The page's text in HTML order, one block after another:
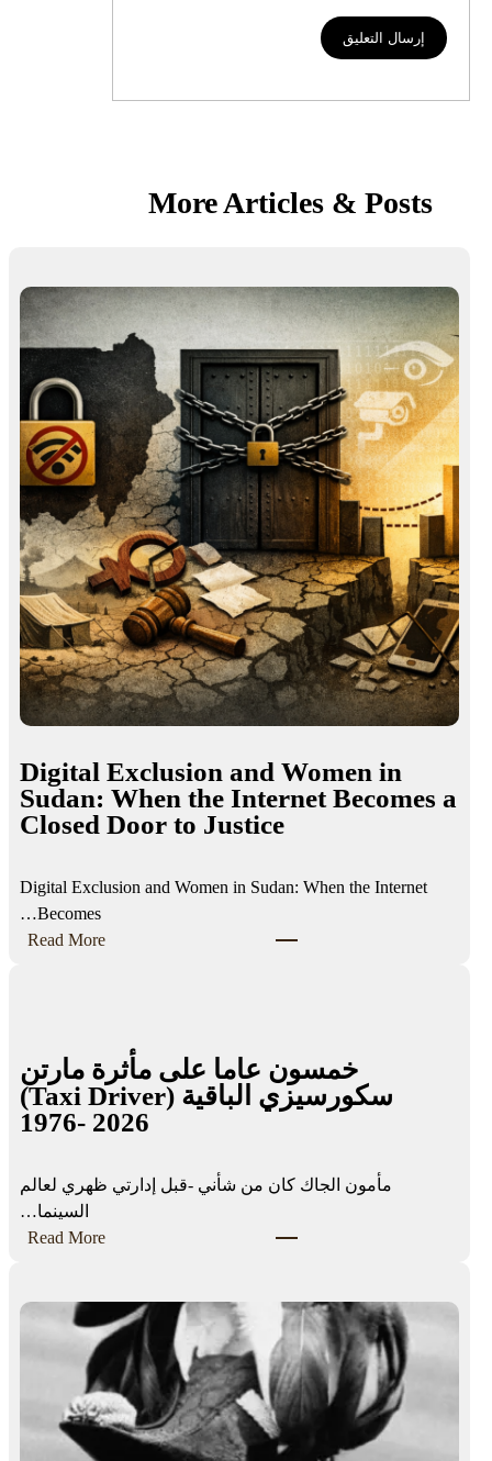
More Articles & Posts
Digital Exclusion and Women in
Sudan: When the Internet Becomes a
Closed Door to Justice
Digital Exclusion and Women in Sudan: When the Internet
Becomes…
Read More
:
t
a
l
l
i
خمسون عاما على مأثرة مارتن
سكورسيزي الباقية (Taxi Driver)
1976- 2026
مأمون الجاك كان من شأني -قبل إدارتي ظهري لعالم
السينما…
Read More
:
س